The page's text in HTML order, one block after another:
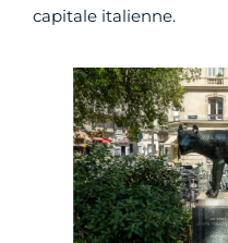
capitale italienne.